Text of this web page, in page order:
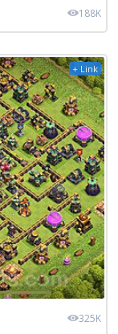
188K
+ Link
325K